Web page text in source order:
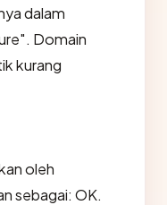
dalam
Domain
kurang
oleh
sebagai: OK.